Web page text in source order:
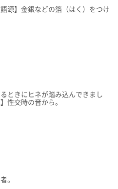
源】金銀などの箔（はく）をつけ
ときにヒネが踏み込んできまし
性交時の音から。
。